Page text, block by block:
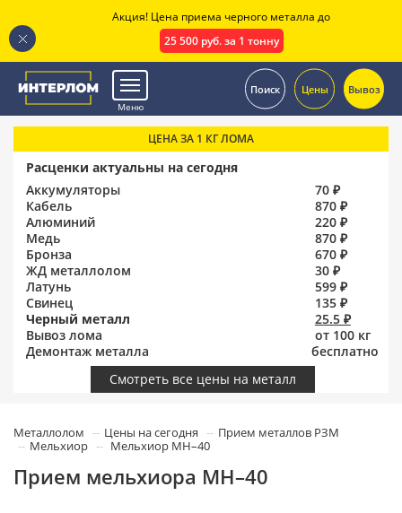
Меню
Поиск Цены Вывоз
ЦЕНА ЗА 1 КГ ЛОМА
Расценки актуальны на сегодня
Аккумуляторы
70 ₽
Кабель
870 ₽
Алюминий
220 ₽
Медь
870 ₽
Бронза
670 ₽
ЖД металлолом
30 ₽
Латунь
599 ₽
Свинец
135 ₽
Черный металл
25.5 ₽
Вывоз лома
от 100 кг
Демонтаж металла
бесплатно
Смотреть все цены на металл
Металлолом Цены на сегодня
Прием металлов РЗМ
Мельхиор
Мельхиор МН–40
Прием мельхиора МН–40
Акция! Цена приема черного металла до
25 500 руб. за 1 тонну
.